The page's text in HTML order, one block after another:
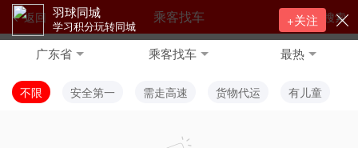
返回 搜索
乘客找车
广东省 乘客找车 最热
不限 安全第一 需走高速 货物代运 有儿童
羽球同城
学习积分玩转同城 +关注